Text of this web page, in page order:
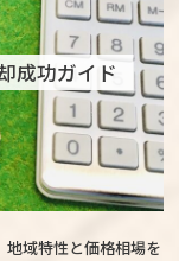
成功ガイド
域特性と価格相場を